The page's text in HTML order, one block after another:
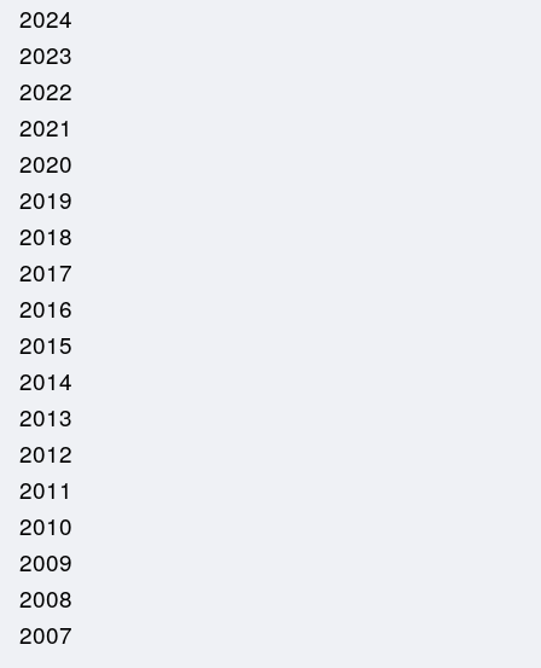
2024
2023
2022
2021
2020
2019
2018
2017
2016
2015
2014
2013
2012
2011
2010
2009
2008
2007